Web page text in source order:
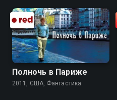
Полночь в Париже
2011, США, Фантастика